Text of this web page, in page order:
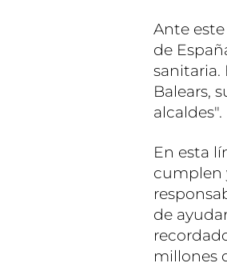
Ante
de
sanitaria.
Balears,
alcaldes".
En esta
cumplen
de
millones